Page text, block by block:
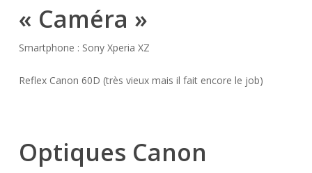
« Caméra »
Smartphone : Sony Xperia XZ
Reflex Canon 60D (très vieux mais il fait encore le job)
Optiques Canon